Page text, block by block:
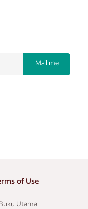
Mail me
Utama
of Use